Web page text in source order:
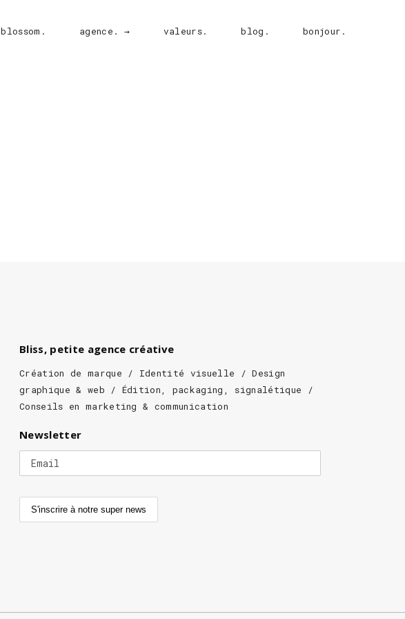
blossom. agence. → valeurs. blog. bonjour.
Bliss, petite agence créative
Création de marque / Identité visuelle / Design
graphique & web / Édition, packaging, signalétique /
Conseils en marketing & communication
Newsletter